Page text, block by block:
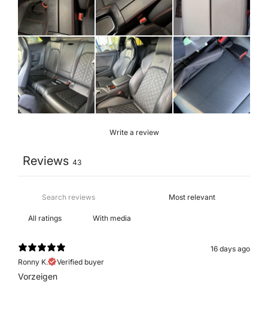
Write a review
Reviews 43
With media
16 days ago
Ronny K.
Verified buyer
Vorzeigen